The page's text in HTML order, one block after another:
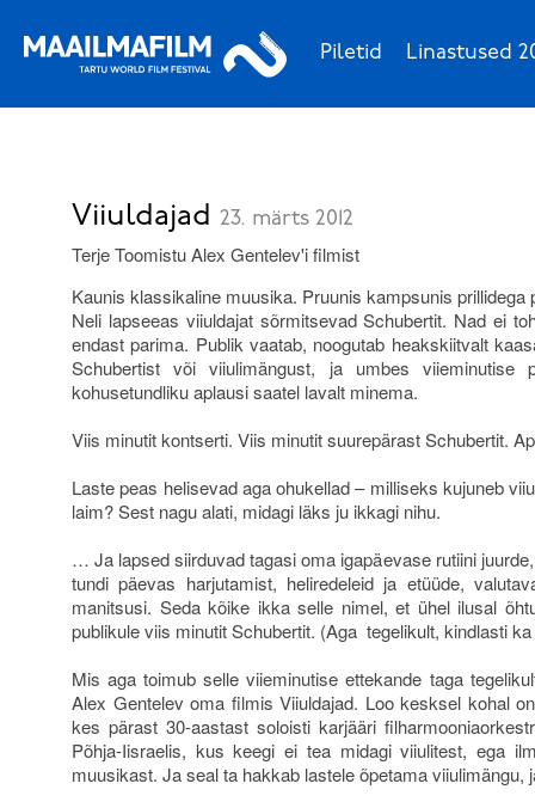
Piletid Linastused
Viiuldajad 23. märts 2012
Terje Toomistu Alex Gentelev'i filmist
Kaunis klassikaline muusika. Pruunis kampsunis
Neli lapseeas viiuldajat sõrmitsevad Schubertit. Nad ei
endast parima. Publik vaatab, noogutab heakskiitvalt
Schubertist või viiulimängust, ja umbes viieminutise
kohusetundliku aplausi saatel lavalt minema.
Viis minutit kontserti. Viis minutit suurepärast Schubertit.
Laste peas helisevad aga ohukellad – milliseks kujuneb
laim? Sest nagu alati, midagi läks ju ikkagi nihu.
… Ja lapsed siirduvad tagasi oma igapäevase rutiini
tundi päevas harjutamist, heliredeleid ja etüüde,
manitsusi. Seda kõike ikka selle nimel, et ühel ilusal
publikule viis minutit Schubertit. (Aga tegelikult, kindlasti
Mis aga toimub selle viieminutise ettekande taga
Alex Gentelev oma filmis Viiuldajad. Loo kesksel kohal
kes pärast 30-aastast soloisti karjääri
Põhja-Iisraelis, kus keegi ei tea midagi viiulitest, ega
muusikast. Ja seal ta hakkab lastele õpetama viiulimängu,